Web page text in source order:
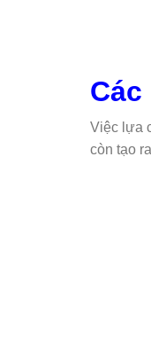
Việc lựa
còn tạo